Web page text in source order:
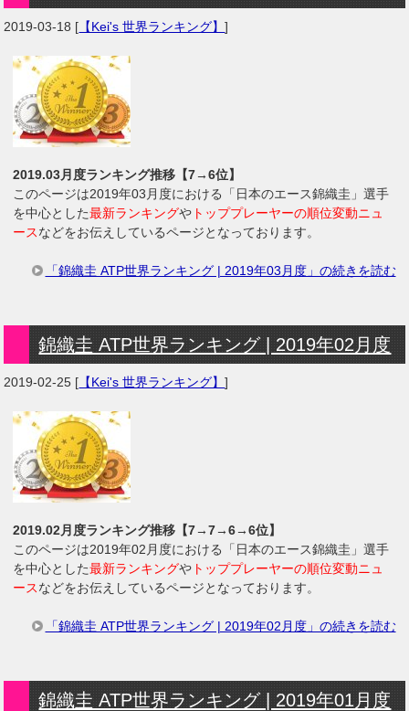
2019-03-18 [ 【Kei's 世界ランキング】]
2019.03月度ランキング推移【7→6位】
このページは2019年03月度における「日本のエース錦織圭」選手
を中心とした最新ランキングや トッププレーヤーの順位変動ニュ
ースなどをお伝えしているページとなっております。
「錦織圭 ATP世界ランキング | 2019年03月度」の続きを読む
錦織圭 ATP世界ランキング | 2019年02月度
2019-02-25 [ 【Kei's 世界ランキング】]
2019.02月度ランキング推移【7→7→6→6位】
このページは2019年02月度における「日本のエース錦織圭」選手
を中心とした最新ランキングや トッププレーヤーの順位変動ニュ
ースなどをお伝えしているページとなっております。
「錦織圭 ATP世界ランキング | 2019年02月度」の続きを読む
錦織圭 ATP世界ランキング | 2019年01月度